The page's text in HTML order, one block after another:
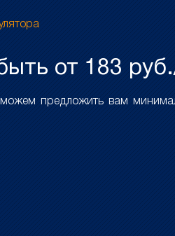
от 183
можем предложить вам